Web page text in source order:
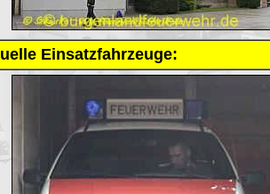
Einsatzfahrzeuge: